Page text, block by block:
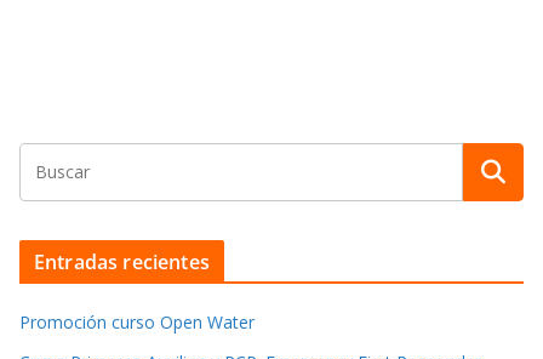
Entradas recientes
Promoción curso Open Water